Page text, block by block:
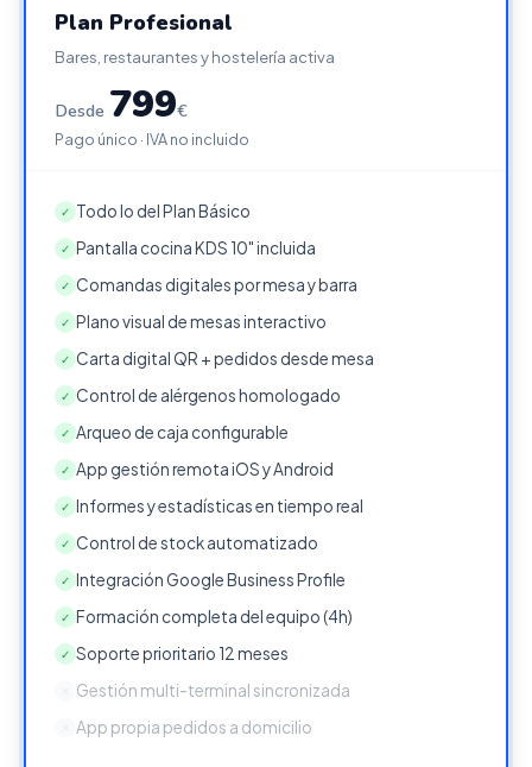
Plan Profesional
Bares, restaurantes y hostelería activa
Desde 799€
Pago único · IVA no incluido
✓ Todo lo del Plan Básico
✓ Pantalla cocina KDS 10" incluida
✓ Comandas digitales por mesa y barra
✓ Plano visual de mesas interactivo
✓ Carta digital QR + pedidos desde mesa
✓ Control de alérgenos homologado
✓ Arqueo de caja configurable
✓ App gestión remota iOS y Android
✓ Informes y estadísticas en tiempo real
✓ Control de stock automatizado
✓ Integración Google Business Profile
✓ Formación completa del equipo (4h)
✓ Soporte prioritario 12 meses
Gestión multi-terminal sincronizada
App propia pedidos a domicilio